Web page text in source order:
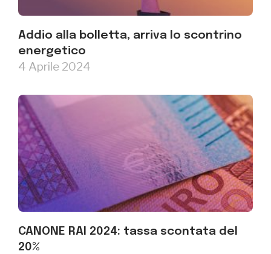
Addio alla bolletta, arriva lo scontrino
energetico
4 Aprile 2024
CANONE RAI 2024: tassa scontata del
20%